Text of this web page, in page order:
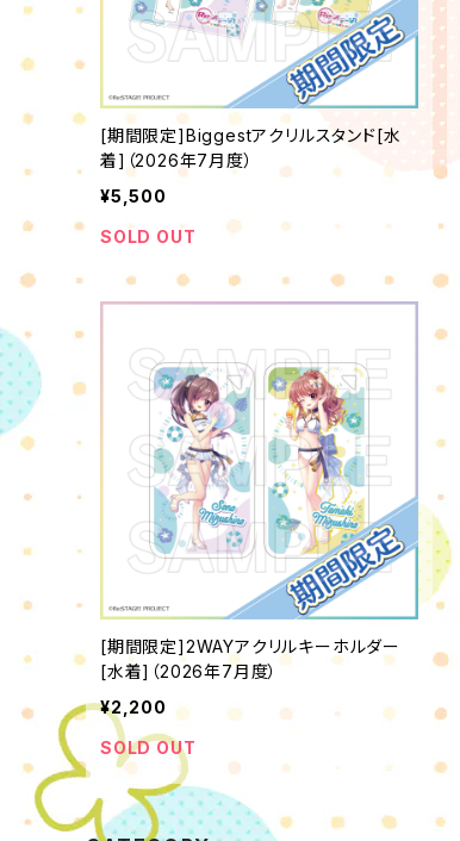
[期間限定]Biggestアクリルスタンド[水
着]（2026年7月度）
¥5,500
SOLD OUT
[期間限定]2WAYアクリルキーホルダー
[水着]（2026年7月度）
¥2,200
SOLD OUT